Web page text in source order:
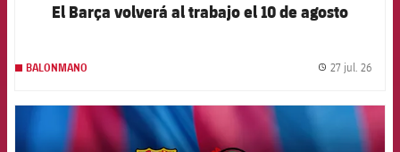
El Barça volverá al trabajo el 10 de agosto
BALONMANO 27 jul. 26
FCB Barcelona badge